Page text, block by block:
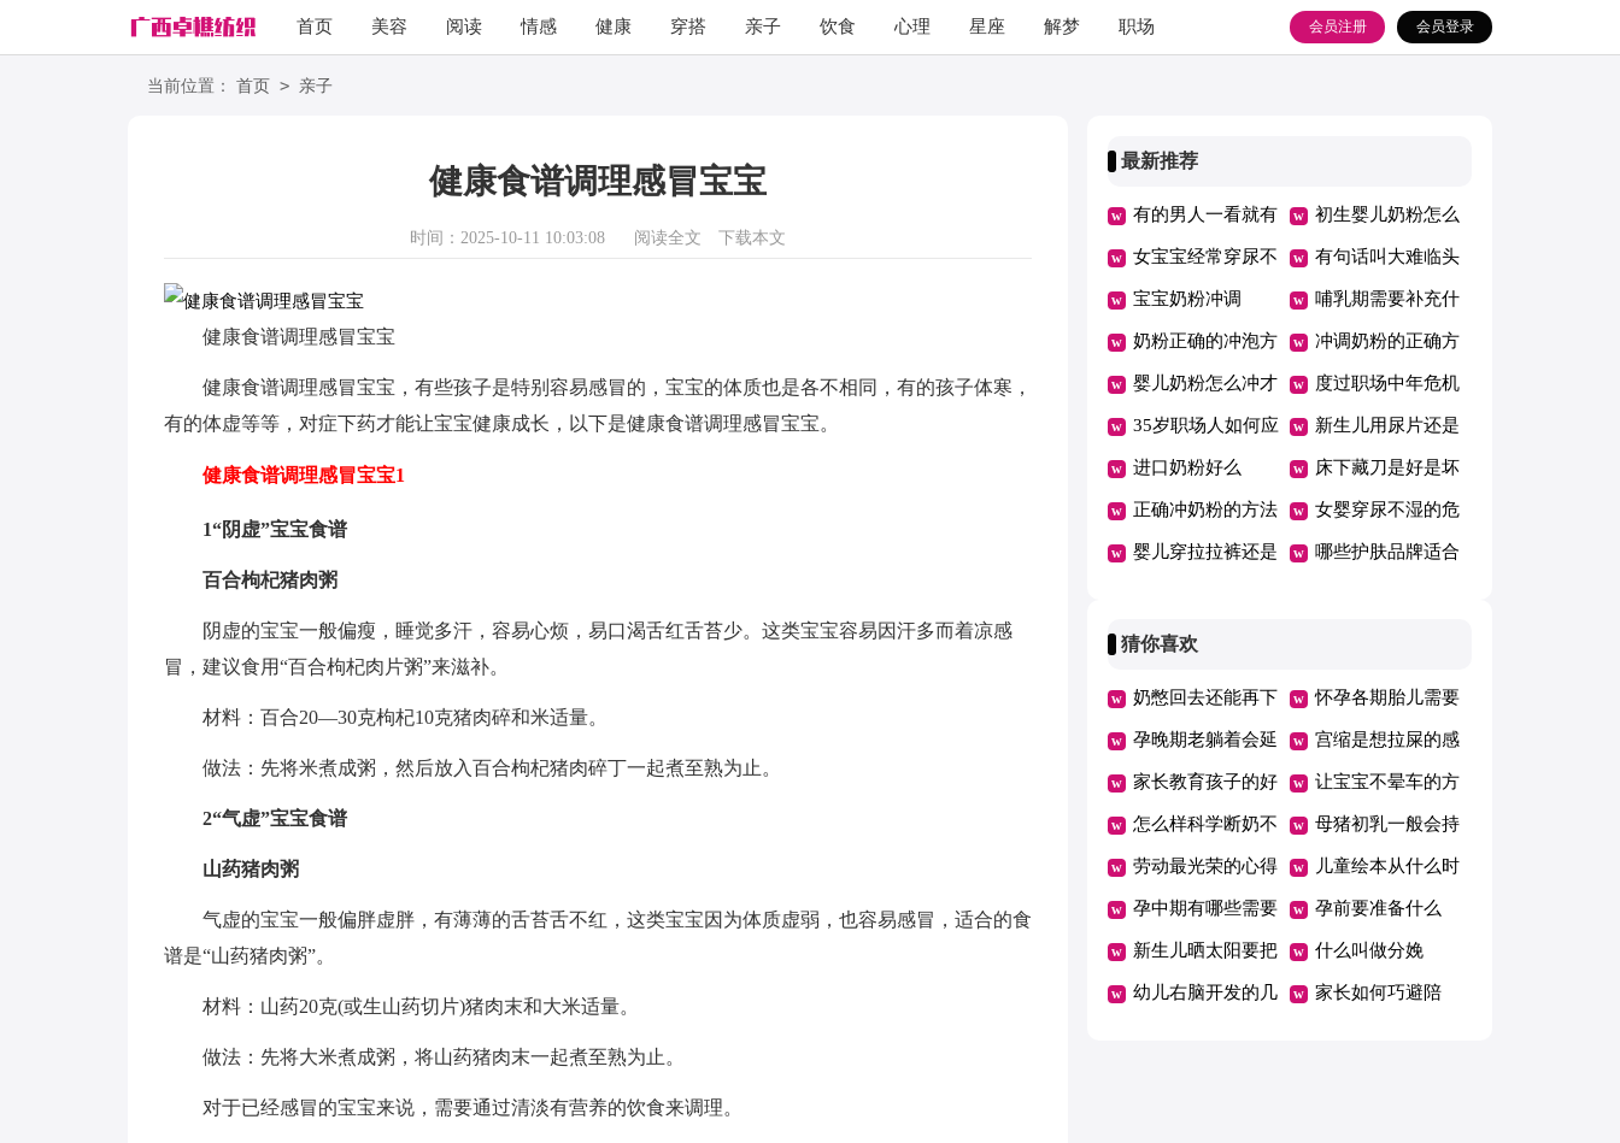
首页 美容 阅读 情感 健康 穿搭 亲子 饮食 心理 星座 解梦 职场
励志
会员登录
会员注册
当前位置： 首页 > 亲子
健康食谱调理感冒宝宝
时间：2025-10-11 10:03:08 阅读全文 下载本文
健康食谱调理感冒宝宝
健康食谱调理感冒宝宝，有些孩子是特别容易感冒的，宝宝的体质也是各不相同，有的孩子体寒，
有的体虚等等，对症下药才能让宝宝健康成长，以下是健康食谱调理感冒宝宝。
健康食谱调理感冒宝宝1
1“阴虚”宝宝食谱
百合枸杞猪肉粥
阴虚的宝宝一般偏瘦，睡觉多汗，容易心烦，易口渴舌红舌苔少。这类宝宝容易因汗多而着凉感
冒，建议食用“百合枸杞肉片粥”来滋补。
材料：百合20—30克枸杞10克猪肉碎和米适量。
做法：先将米煮成粥，然后放入百合枸杞猪肉碎丁一起煮至熟为止。
2“气虚”宝宝食谱
山药猪肉粥
气虚的宝宝一般偏胖虚胖，有薄薄的舌苔舌不红，这类宝宝因为体质虚弱，也容易感冒，适合的食
谱是“山药猪肉粥”。
材料：山药20克(或生山药切片)猪肉末和大米适量。
做法：先将大米煮成粥，将山药猪肉末一起煮至熟为止。
对于已经感冒的宝宝来说，需要通过清淡有营养的饮食来调理。
最新推荐
有的男人一看就有
气场
初生婴儿奶粉怎么
冲泡
女宝宝经常穿尿不
湿好吗
有句话叫大难临头
各自飞
宝宝奶粉冲调 哺乳期需要补充什
么营养
奶粉正确的冲泡方
法
冲调奶粉的正确方
法注意事项
婴儿奶粉怎么冲才
是正确的
度过职场中年危机
需要掌握哪3个技
能
35岁职场人如何应
对职场中年危机
新生儿用尿片还是
用纸尿裤
进口奶粉好么 床下藏刀是好是坏
呢
正确冲奶粉的方法 女婴穿尿不湿的危
害
婴儿穿拉拉裤还是 哪些护肤品牌适合
猜你喜欢
奶憋回去还能再下
来吗
怀孕各期胎儿需要
的营养
孕晚期老躺着会延
期吗
宫缩是想拉屎的感
觉吗
家长教育孩子的好
方法总结一年级
让宝宝不晕车的方
法
怎么样科学断奶不
坑娃
母猪初乳一般会持
续几天
劳动最光荣的心得
体会范文（精选5
篇）
儿童绘本从什么时
候开始看有哪些好
处
孕中期有哪些需要
注意的事项
孕前要准备什么
新生儿晒太阳要把
衣服脱了吗
什么叫做分娩
幼儿右脑开发的几 家长如何巧避陪